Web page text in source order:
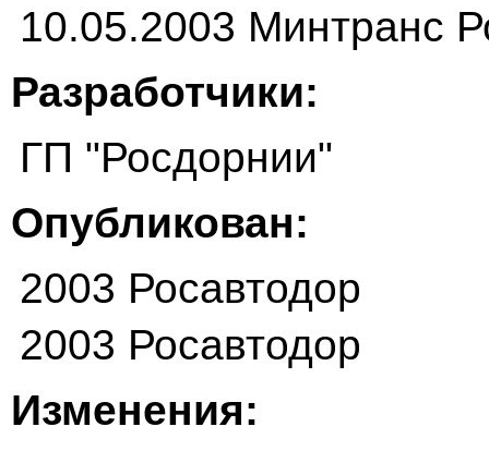
10.05.2003 Минтранс
Разработчики:
ГП "Росдорнии"
Опубликован:
2003 Росавтодор
2003 Росавтодор
Изменения: